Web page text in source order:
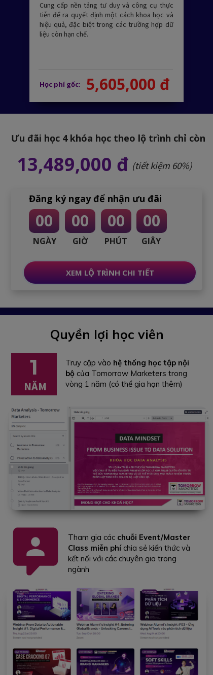
Cung cấp nền tảng tư duy và công cụ thực
tiễn để ra quyết định một cách khoa học và
hiệu quả, đặc biệt trong các trường hợp dữ
liệu còn hạn chế.
Học phí gốc: 5,605,000 đ
Ưu đãi học 4 khóa học theo lộ trình chỉ còn
13,489,000 đ (tiết kiệm 60%)
XEM LỘ TRÌNH CHI TIẾT
Đăng ký ngay để nhận ưu đãi
00 00 00 00
NGÀY GIỜ PHÚT GIÂY
Tham gia các chuỗi Event/Master
Class miễn phíchia sẻ kiến thức và
kết nối với các chuyên gia trong
ngành
Truy cập vào hệ thống học tập nội
bộcủa Tomorrow Marketers trong
vòng 1 năm (có thể gia hạn thêm)
1
NĂM
Quyền lợi học viên